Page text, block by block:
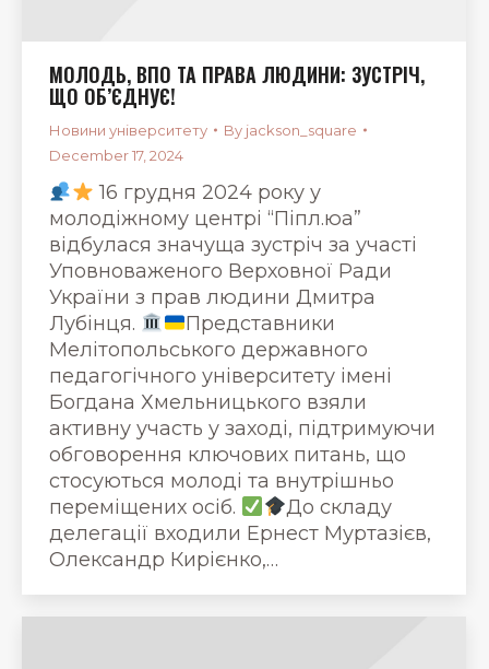
МОЛОДЬ, ВПО ТА ПРАВА ЛЮДИНИ: ЗУСТРІЧ,
ЩО ОБ’ЄДНУЄ!
Новини університету By jackson_square
December 17, 2024
16 грудня 2024 року у
молодіжному центрі “Піпл.юа”
відбулася значуща зустріч за участі
Уповноваженого Верховної Ради
України з прав людини Дмитра
Лубінця.
Представники
Мелітопольського державного
педагогічного університету імені
Богдана Хмельницького взяли
активну участь у заході, підтримуючи
обговорення ключових питань, що
стосуються молоді та внутрішньо
переміщених осіб.
До складу
делегації входили Ернест Муртазієв,
Олександр Кирієнко,…